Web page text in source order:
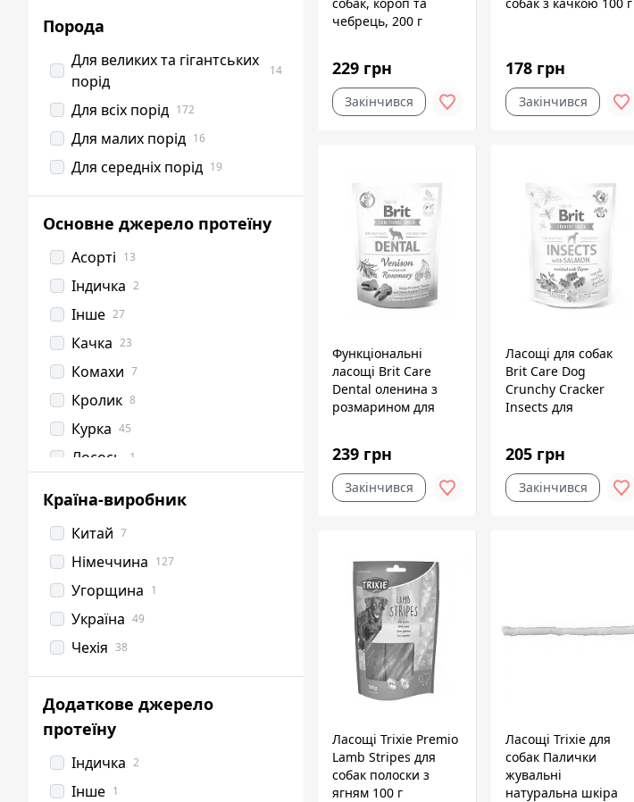
чебрець, 200 г
229 грн
Закінчився
178 грн
Закінчився
Функціональні
ласощі Brit Care
Dental оленина з
розмарином для
239 грн
Закінчився
Ласощі для собак
Brit Care Dog
Crunchy Cracker
Insects для
лосось і чебрець,
200 г
205 грн
Закінчився
Ласощі Trixie Premio
Lamb Stripes для
собак полоски з
ягням 100 г
Ласощі Trixie для
собак Палички
жувальні
натуральна шкіра
для тривалого жування
для чистки зубів 41
Порода
Для великих та гігантських
порід
14
Для всіх порід 172
Для малих порід 16
Для середніх порід 19
Основне джерело протеїну
Асорті 13
Індичка 2
Інше 27
Качка 23
Комахи 7
Кролик 8
Курка 45
Лосось 1
Оленина
Оселедець
Птиця 3
Риба 15
Сиром'ятна шкіра
Яловичина 35
Країна-виробник
Китай 7
Нiмеччина 127
Угорщина 1
Україна 49
Чехія 38
Додаткове джерело
протеїну
Індичка 2
Інше 1